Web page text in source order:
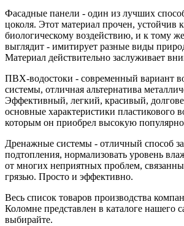
Фасадные панели - один из лучших
цоколя. Этот материал прочен, устойчив
биологическому воздействию, и к тому
выглядит - имитирует разные виды
Материал действительно заслуживает
ПВХ-водостоки - современный вариант
системы, отличная альтернатива
Эффективный, легкий, красивый,
основные характеристики пластикового
которым он приобрел высокую
Дренажные системы - отличный способ
подтопления, нормализовать уровень
от многих неприятных проблем,
грязью. Просто и эффективно.
Весь список товаров производства
Коломне представлен в каталоге нашего
выбирайте.